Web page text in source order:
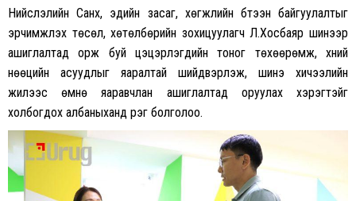
Нийслэлийн Санхүү, эдийн засаг, хөгжлийн бүтээн байгуулалтыг
эрчимжүүлэх төсөл, хөтөлбөрийн зохицуулагч Л.Хосбаяр шинээр
ашиглалтад орж буй цэцэрлэгүүдийн тоног төхөөрөмж, хүний
нөөцийн асуудлыг яаралтай шийдвэрлэж, шинэ хичээлийн
жилээс өмнө яаравчлан ашиглалтад оруулах хэрэгтэйг
холбогдох албаныханд үүрэг болголоо.